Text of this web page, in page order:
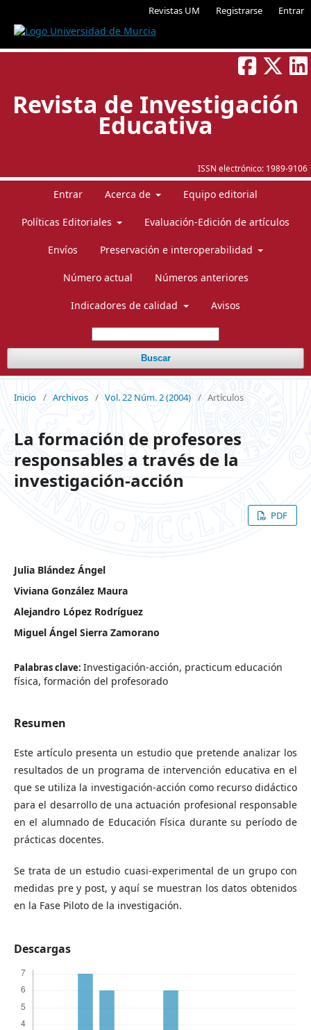
Revistas UM Registrarse Entrar
ISSN electrónico: 1989-9106
Revista de Investigación
Educativa
Entrar Acerca de Equipo editorial
Políticas Editoriales Evaluación-Edición de artículos
Envíos Preservación e interoperabilidad
Número actual Números anteriores
Indicadores de calidad Avisos
Buscar
Inicio / Archivos / Vol. 22 Núm. 2 (2004) / Artículos
La formación de profesores
responsables a través de la
investigación-acción
PDF
Julia Blández Ángel
Viviana González Maura
Alejandro López Rodríguez
Miguel Ángel Sierra Zamorano
Palabras clave: Investigación-acción, practicum educación
física, formación del profesorado
Resumen
Este artículo presenta un estudio que pretende analizar los
resultados de un programa de intervención educativa en el
que se utiliza la investigación-acción como recurso didáctico
para el desarrollo de una actuación profesional responsable
en el alumnado de Educación Física durante su período de
prácticas docentes.
Se trata de un estudio cuasi-experimental de un grupo con
medidas pre y post, y aquí se muestran los datos obtenidos
en la Fase Piloto de la investigación.
Descargas